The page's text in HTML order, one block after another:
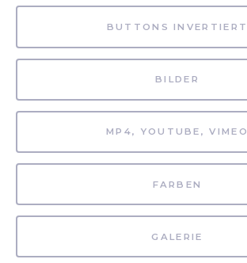
BUTTONS INVERTIERT
BILDER
MP4, YOUTUBE, VIMEO
FARBEN
GALERIE